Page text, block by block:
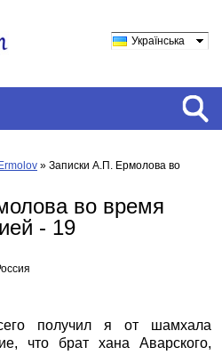
Українська
» Записки А.П. Ермолова во
во время
- 19
получил я от шамхала
что брат хана Аварского,